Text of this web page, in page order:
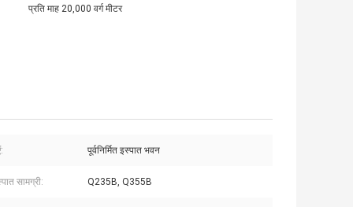
प्रति माह 20,000 वर्ग मीटर
पूर्वनिर्मित इस्पात भवन
सामग्री: Q235B, Q355B